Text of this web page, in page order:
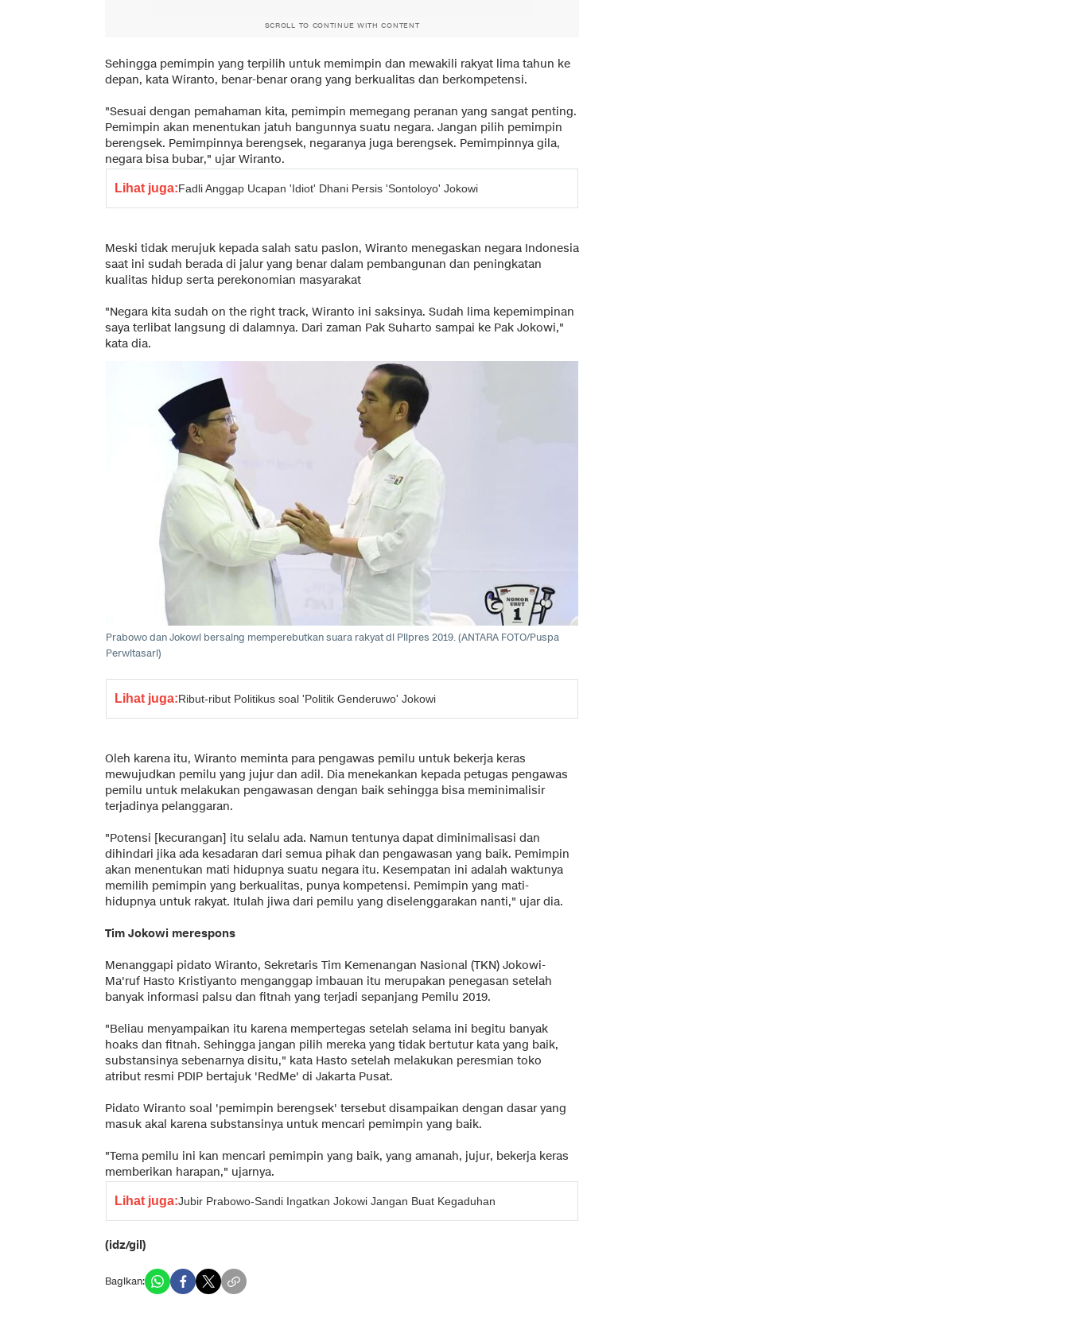
SCROLL TO CONTINUE WITH CONTENT
Sehingga pemimpin yang terpilih untuk memimpin dan mewakili rakyat lima tahun ke
depan, kata Wiranto, benar-benar orang yang berkualitas dan berkompetensi.
"Sesuai dengan pemahaman kita, pemimpin memegang peranan yang sangat penting.
Pemimpin akan menentukan jatuh bangunnya suatu negara. Jangan pilih pemimpin
berengsek. Pemimpinnya berengsek, negaranya juga berengsek. Pemimpinnya gila,
negara bisa bubar," ujar Wiranto.
Lihat juga:Fadli Anggap Ucapan 'Idiot' Dhani Persis 'Sontoloyo' Jokowi
Meski tidak merujuk kepada salah satu paslon, Wiranto menegaskan negara Indonesia
saat ini sudah berada di jalur yang benar dalam pembangunan dan peningkatan
kualitas hidup serta perekonomian masyarakat
"Negara kita sudah on the right track, Wiranto ini saksinya. Sudah lima kepemimpinan
saya terlibat langsung di dalamnya. Dari zaman Pak Suharto sampai ke Pak Jokowi,"
kata dia.
Prabowo dan Jokowi bersaing memperebutkan suara rakyat di Pilpres 2019. (ANTARA FOTO/Puspa
Perwitasari)
Lihat juga:Ribut-ribut Politikus soal 'Politik Genderuwo' Jokowi
Oleh karena itu, Wiranto meminta para pengawas pemilu untuk bekerja keras
mewujudkan pemilu yang jujur dan adil. Dia menekankan kepada petugas pengawas
pemilu untuk melakukan pengawasan dengan baik sehingga bisa meminimalisir
terjadinya pelanggaran.
"Potensi [kecurangan] itu selalu ada. Namun tentunya dapat diminimalisasi dan
dihindari jika ada kesadaran dari semua pihak dan pengawasan yang baik. Pemimpin
akan menentukan mati hidupnya suatu negara itu. Kesempatan ini adalah waktunya
memilih pemimpin yang berkualitas, punya kompetensi. Pemimpin yang mati-
hidupnya untuk rakyat. Itulah jiwa dari pemilu yang diselenggarakan nanti," ujar dia.
Tim Jokowi merespons
Menanggapi pidato Wiranto, Sekretaris Tim Kemenangan Nasional (TKN) Jokowi-
Ma'ruf Hasto Kristiyanto menganggap imbauan itu merupakan penegasan setelah
banyak informasi palsu dan fitnah yang terjadi sepanjang Pemilu 2019.
"Beliau menyampaikan itu karena mempertegas setelah selama ini begitu banyak
hoaks dan fitnah. Sehingga jangan pilih mereka yang tidak bertutur kata yang baik,
substansinya sebenarnya disitu," kata Hasto setelah melakukan peresmian toko
atribut resmi PDIP bertajuk 'RedMe' di Jakarta Pusat.
Pidato Wiranto soal 'pemimpin berengsek' tersebut disampaikan dengan dasar yang
masuk akal karena substansinya untuk mencari pemimpin yang baik.
"Tema pemilu ini kan mencari pemimpin yang baik, yang amanah, jujur, bekerja keras
memberikan harapan," ujarnya.
Lihat juga:Jubir Prabowo-Sandi Ingatkan Jokowi Jangan Buat Kegaduhan
(idz/gil)
Bagikan: